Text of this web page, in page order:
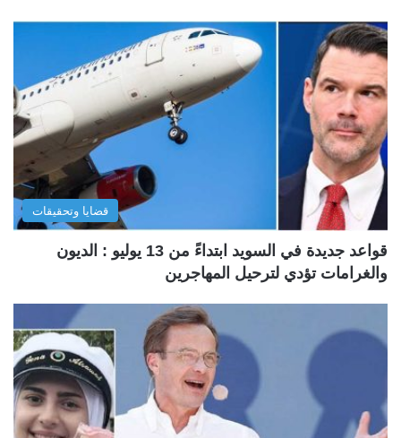
قضايا وتحقيقات
قواعد جديدة في السويد ابتداءً من 13 يوليو : الديون
والغرامات تؤدي لترحيل المهاجرين